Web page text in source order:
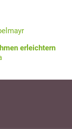
erleichtern